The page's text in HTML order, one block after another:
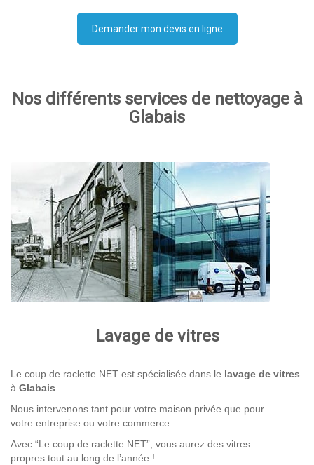
Demander mon devis en ligne
Nos différents services de nettoyage à
Glabais
Lavage de vitres
Le coup de raclette.NET est spécialisée dans le lavage de vitres
à Glabais.
Nous intervenons tant pour votre maison privée que pour
votre entreprise ou votre commerce.
Avec “Le coup de raclette.NET”, vous aurez des vitres
propres tout au long de l’année !